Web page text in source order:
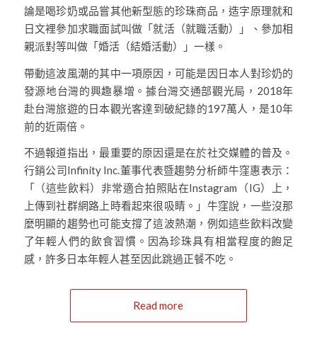
論是喝珍奶或品嘗其他新型態的珍珠商品，造字原理就和
日文裡參加求職面試叫做「就活（就職活動）」、參加相
親派對等叫做「婚活（結婚活動）」一樣。
帶動這波風潮的其中一項原因，可能是因日本人對珍奶的
發源地台灣的興趣暴增。據台灣交通部觀光局，2018年
赴台灣旅遊的日本觀光客達到破紀錄的197萬人，是10年
前的近兩倍。
不過報道指出，最重要的原因還是在於社交媒體的普及。
行銷公司Infinity Inc.董事代表暨趨勢分析師牛窪惠表示：
「（這些飲料）非常適合拍照貼在Instagram（IG）上，
上傳到社群網路上時看起來很吸睛。」牛窪說，一些沒那
麼明顯的趨勢也可能支撐了這波熱潮，例如這些飲料改變
了年輕人們的飲食習慣。因為珍珠具有相當程度的飽足
感，許多日本年輕人甚至因此跳過正餐不吃。
Read more